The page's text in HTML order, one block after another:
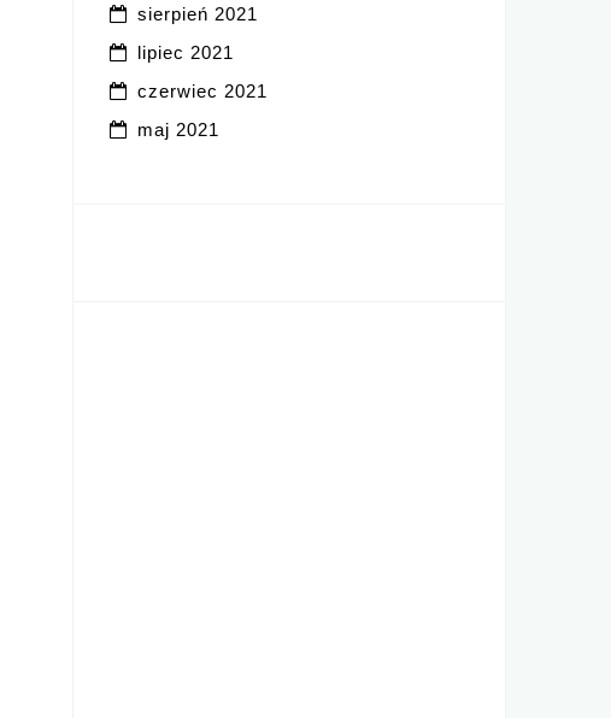
sierpień 2021
lipiec 2021
czerwiec 2021
maj 2021